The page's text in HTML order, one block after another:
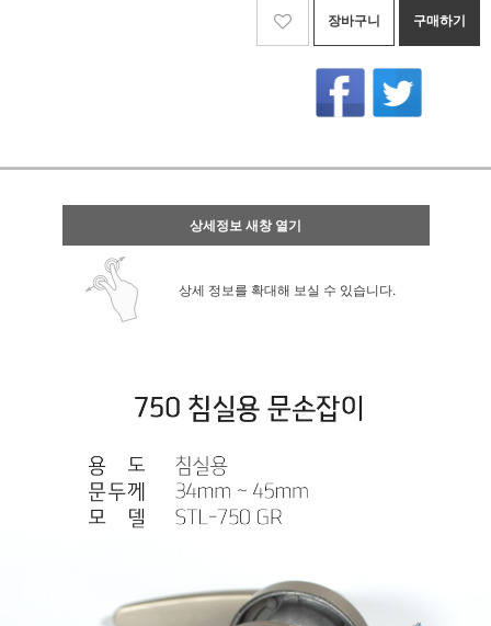
장바구니 구매하기
상세정보 새창 열기
상세 정보를 확대해 보실 수 있습니다.